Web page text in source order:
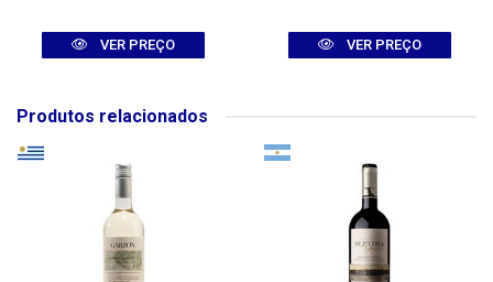
VER PREÇO VER PREÇO
Produtos relacionados